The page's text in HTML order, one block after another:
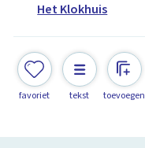
Het Klokhuis
favoriet tekst toevoegen